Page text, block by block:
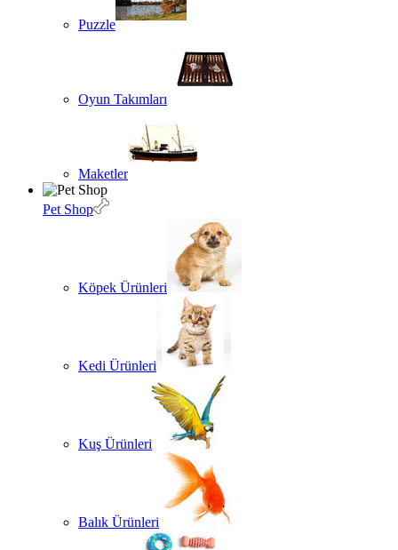
Puzzle
Oyun Takımları
Maketler
Pet Shop
Köpek Ürünleri
Kedi Ürünleri
Kuş Ürünleri
Balık Ürünleri